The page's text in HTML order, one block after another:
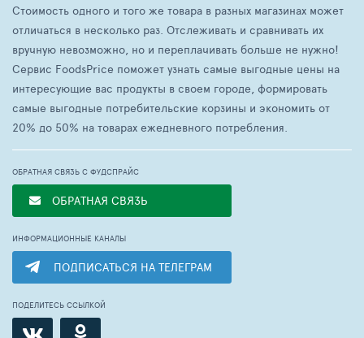
Стоимость одного и того же товара в разных магазинах может
отличаться в несколько раз. Отслеживать и сравнивать их
вручную невозможно, но и переплачивать больше не нужно!
Сервис FoodsPrice поможет узнать самые выгодные цены на
интересующие вас продукты в своем городе, формировать
самые выгодные потребительские корзины и экономить от
20% до 50% на товарах ежедневного потребления.
ОБРАТНАЯ СВЯЗЬ С ФУДСПРАЙС
ОБРАТНАЯ СВЯЗЬ
ИНФОРМАЦИОННЫЕ КАНАЛЫ
ПОДПИСАТЬСЯ НА ТЕЛЕГРАМ
ПОДЕЛИТЕСЬ ССЫЛКОЙ